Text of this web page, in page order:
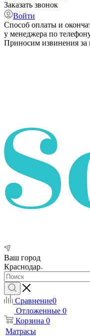
Заказать звонок
Войти
Способ оплаты и
у менеджера по
Приносим извинения за
Ваш город
Краснодар
Сравнение0
Отложенные 0
Корзина 0
Матрасы